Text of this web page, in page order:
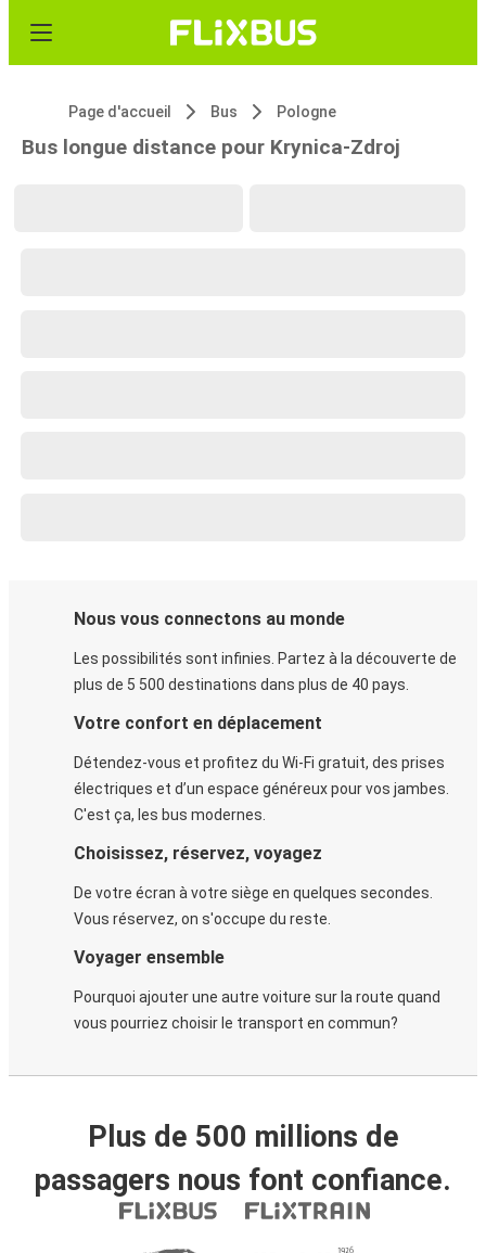
Page d'accueil Bus Pologne
Bus longue distance pour Krynica-Zdroj
Nous vous connectons au monde
Les possibilités sont infinies. Partez à la découverte de
plus de 5 500 destinations dans plus de 40 pays.
Votre confort en déplacement
Détendez-vous et profitez du Wi-Fi gratuit, des prises
électriques et d’un espace généreux pour vos jambes.
C'est ça, les bus modernes.
Choisissez, réservez, voyagez
De votre écran à votre siège en quelques secondes.
Vous réservez, on s'occupe du reste.
Voyager ensemble
Pourquoi ajouter une autre voiture sur la route quand
vous pourriez choisir le transport en commun?
Plus de 500 millions de
passagers nous font confiance.